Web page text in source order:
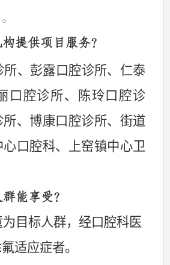
构提供项目 服务？
、 彭露口腔诊所、 仁泰
口腔诊所、
陈玲口腔诊
所、博康口腔诊所、 街道
口腔科、
上窑镇中心卫
能享受？
目标人群，经口腔科医
适应症者。